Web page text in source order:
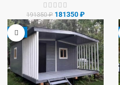
191350₽ 181350₽
-8%